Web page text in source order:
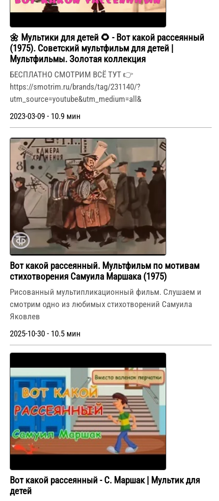
🌼 Мультики для детей 🌻 - Вот какой рассеянный
(1975). Советский мультфильм для детей |
Мультфильмы. Золотая коллекция
БЕСПЛАТНО СМОТРИМ ВСЁ ТУТ 👉
https://smotrim.ru/brands/tag/231140/?
utm_source=youtube&utm_medium=all&
2023-03-09 - 10.9 мин
Вот какой рассеянный. Мультфильм по мотивам
стихотворения Самуила Маршака (1975)
Рисованный мультипликационный фильм. Слушаем и
смотрим одно из любимых стихотворений Самуила
Яковлев
2025-10-30 - 10.5 мин
Вот какой рассеянный - С. Маршак | Мультик для
детей